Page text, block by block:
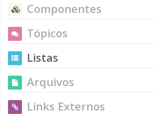
Componentes
Tópicos
Listas
Arquivos
Links Externos